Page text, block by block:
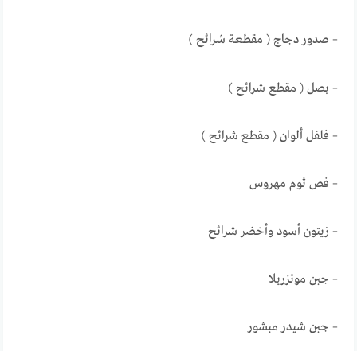
– صدور دجاج ( مقطعة شرائح )
– بصل ( مقطع شرائح )
– فلفل ألوان ( مقطع شرائح )
– فص ثوم مهروس
– زيتون أسود وأخضر شرائح
– جبن موتزريلا
– جبن شيدر مبشور